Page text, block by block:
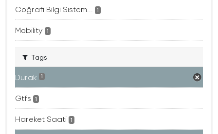
Coğrafi Bilgi Sistem... 1
Mobility 1
Tags
Durak 1
Gtfs 1
Hareket Saati 1